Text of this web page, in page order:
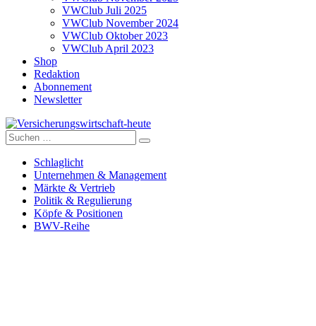
VWClub Juli 2025
VWClub November 2024
VWClub Oktober 2023
VWClub April 2023
Shop
Redaktion
Abonnement
Newsletter
Versicherungswirtschaft-heute
Suche
nach:
Schlaglicht
Unternehmen & Management
Märkte & Vertrieb
Politik & Regulierung
Köpfe & Positionen
BWV-Reihe